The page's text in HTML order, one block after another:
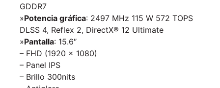
GDDR7
»Potencia gráfica: 2497 MHz 115 W 572 TOPS
DLSS 4, Reflex 2, DirectX® 12 Ultimate
»Pantalla: 15.6″
– FHD (1920 x 1080)
– Panel IPS
– Brillo 300nits